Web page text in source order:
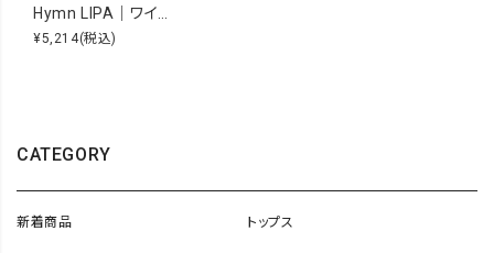
¥5,214(税込)
CATEGORY
新着商品 トップス